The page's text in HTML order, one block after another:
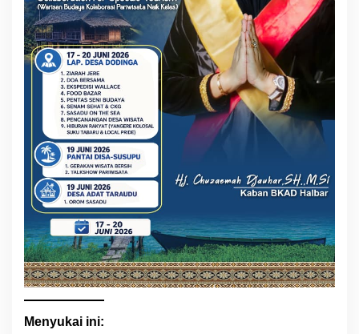
Menyukai ini: